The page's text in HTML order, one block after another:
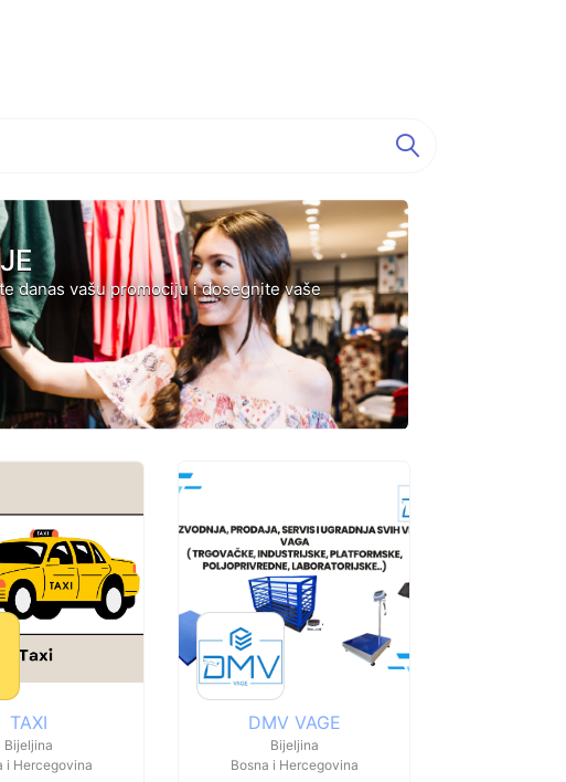
danas vašu promociju i dosegnite vaše
TAXI
Bijeljina
i Hercegovina
DMV VAGE
Bijeljina
Bosna i Hercegovina